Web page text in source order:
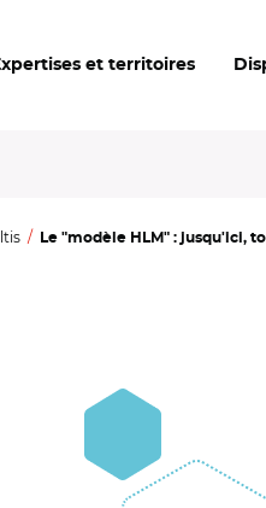
et territoires
Le "modèle HLM" : jusqu'ici,